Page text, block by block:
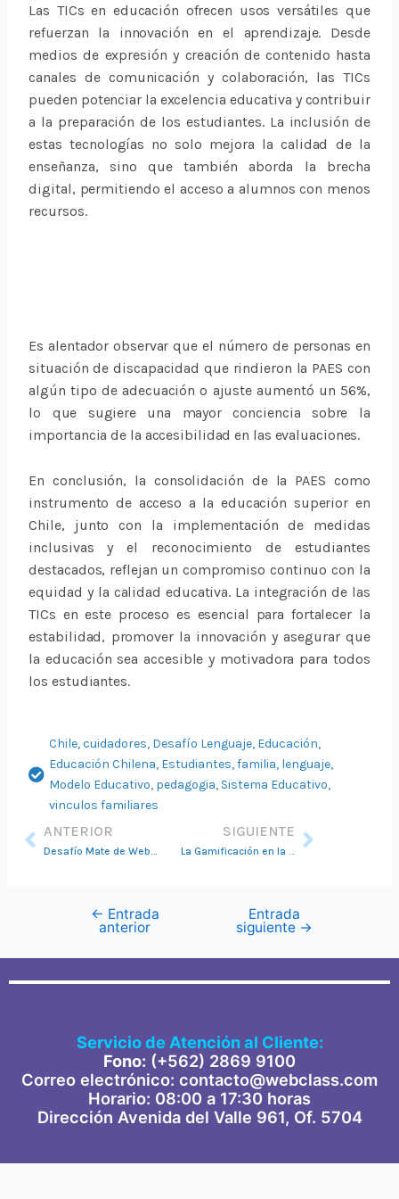
Las TICs en educación ofrecen usos versátiles que
refuerzan la innovación en el aprendizaje. Desde
medios de expresión y creación de contenido hasta
canales de comunicación y colaboración, las TICs
pueden potenciar la excelencia educativa y contribuir
a la preparación de los estudiantes. La inclusión de
estas tecnologías no solo mejora la calidad de la
enseñanza, sino que también aborda la brecha
digital, permitiendo el acceso a alumnos con menos
recursos.
Es alentador observar que el número de personas en
situación de discapacidad que rindieron la PAES con
algún tipo de adecuación o ajuste aumentó un 56%,
lo que sugiere una mayor conciencia sobre la
importancia de la accesibilidad en las evaluaciones.
En conclusión, la consolidación de la PAES como
instrumento de acceso a la educación superior en
Chile, junto con la implementación de medidas
inclusivas y el reconocimiento de estudiantes
destacados, reflejan un compromiso continuo con la
equidad y la calidad educativa. La integración de las
TICs en este proceso es esencial para fortalecer la
estabilidad, promover la innovación y asegurar que
la educación sea accesible y motivadora para todos
los estudiantes.
Chile,cuidadores, Desafío Lenguaje, Educación,
Educación Chilena, Estudiantes,familia, lenguaje,
Modelo Educativo, pedagogia, Sistema Educativo,
vinculos familiares
Ant
ANTERIOR SIGUIENTE
← Entrada
anterior
Entrada
siguiente →
Servicio de Atención al Cliente:
Fono: (+562) 2869 9100
Correo electrónico: contacto@webclass.com
Horario: 08:00 a 17:30 horas
Dirección Avenida del Valle 961, Of. 5704